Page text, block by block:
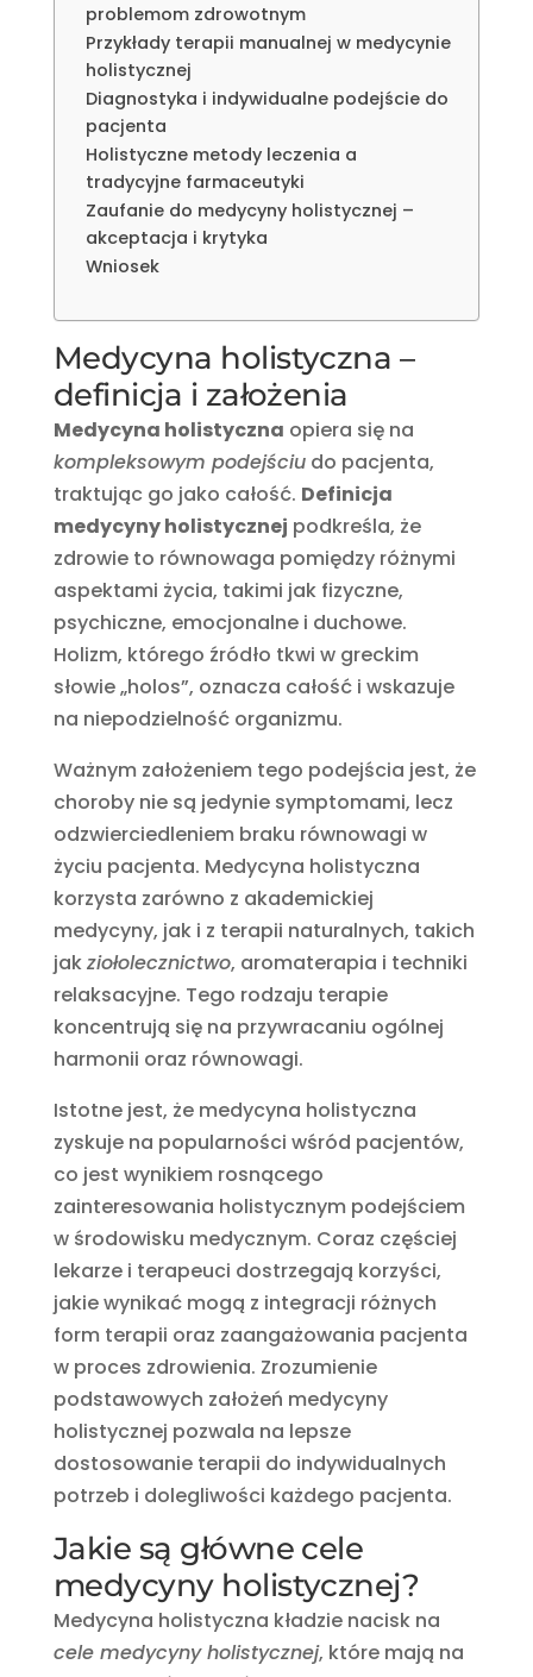
problemom zdrowotnym
Przykłady terapii manualnej w medycynie
holistycznej
Diagnostyka i indywidualne podejście do
pacjenta
Holistyczne metody leczenia a
tradycyjne farmaceutyki
Zaufanie do medycyny holistycznej –
akceptacja i krytyka
Wniosek
Medycyna holistyczna –
definicja i założenia
Medycyna holistyczna opiera się na
kompleksowym podejściudo pacjenta,
traktując go jako całość. Definicja
medycyny holistycznej podkreśla, że
zdrowie to równowaga pomiędzy różnymi
aspektami życia, takimi jak fizyczne,
psychiczne, emocjonalne i duchowe.
Holizm, którego źródło tkwi w greckim
słowie „holos”, oznacza całość i wskazuje
na niepodzielność organizmu.
Ważnym założeniem tego podejścia jest, że
choroby nie są jedynie symptomami, lecz
odzwierciedleniem braku równowagi w
życiu pacjenta. Medycyna holistyczna
korzysta zarówno z akademickiej
medycyny, jak i z terapii naturalnych, takich
jakziołolecznictwo, aromaterapia i techniki
relaksacyjne. Tego rodzaju terapie
koncentrują się na przywracaniu ogólnej
harmonii oraz równowagi.
Istotne jest, że medycyna holistyczna
zyskuje na popularności wśród pacjentów,
co jest wynikiem rosnącego
zainteresowania holistycznym podejściem
w środowisku medycznym. Coraz częściej
lekarze i terapeuci dostrzegają korzyści,
jakie wynikać mogą z integracji różnych
form terapii oraz zaangażowania pacjenta
w proces zdrowienia. Zrozumienie
podstawowych założeń medycyny
holistycznej pozwala na lepsze
dostosowanie terapii do indywidualnych
potrzeb i dolegliwości każdego pacjenta.
Jakie są główne cele
medycyny holistycznej?
Medycyna holistyczna kładzie nacisk na
cele medycyny holistycznej, które mają na